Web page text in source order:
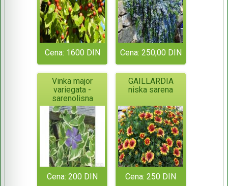
Cena: 1600 DIN Cena: 250,00 DIN
Vinka major
variegata -
sarenolisna
Cena: 200 DIN
GAILLARDIA
niska sarena
Cena: 250 DIN